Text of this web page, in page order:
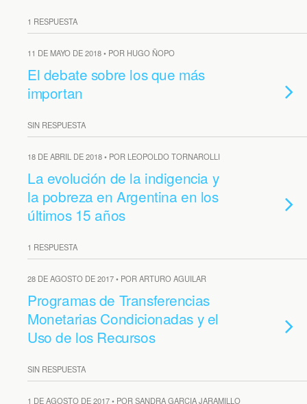
1 RESPUESTA
11 DE MAYO DE 2018 • POR HUGO ÑOPO
El debate sobre los que más
importan
SIN RESPUESTA
18 DE ABRIL DE 2018 • POR LEOPOLDO TORNAROLLI
La evolución de la indigencia y
la pobreza en Argentina en los
últimos 15 años
1 RESPUESTA
28 DE AGOSTO DE 2017 • POR ARTURO AGUILAR
Programas de Transferencias
Monetarias Condicionadas y el
Uso de los Recursos
SIN RESPUESTA
1 DE AGOSTO DE 2017 • POR SANDRA GARCIA JARAMILLO